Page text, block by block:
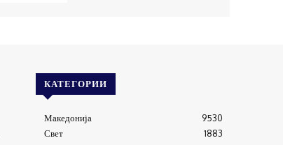
КАТЕГОРИИ
Македонија
9530
Свет
1883